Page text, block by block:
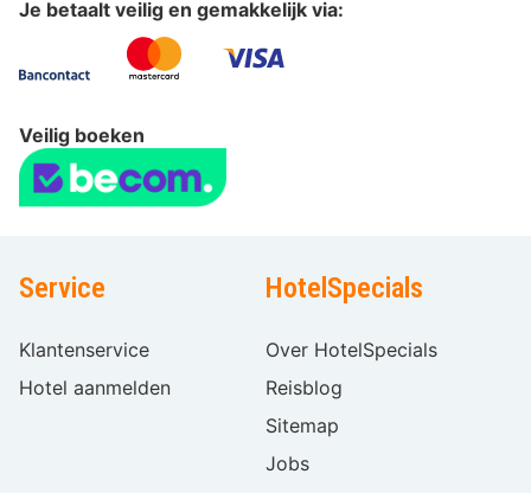
Je betaalt veilig en gemakkelijk via:
Veilig boeken
Service
Klantenservice
Hotel aanmelden
HotelSpecials
Over HotelSpecials
Reisblog
Sitemap
Jobs